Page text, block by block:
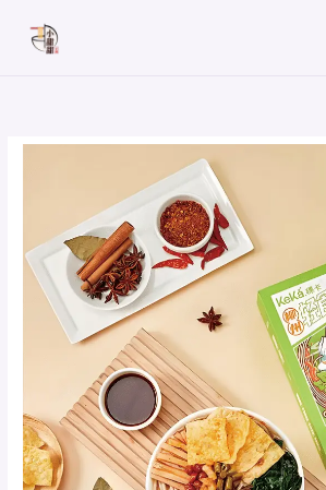
尋